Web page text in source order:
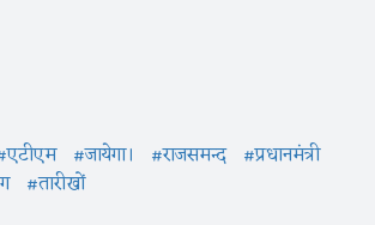
#जायेगा। #राजसमन्द #प्रधानमंत्री
#तारीखों